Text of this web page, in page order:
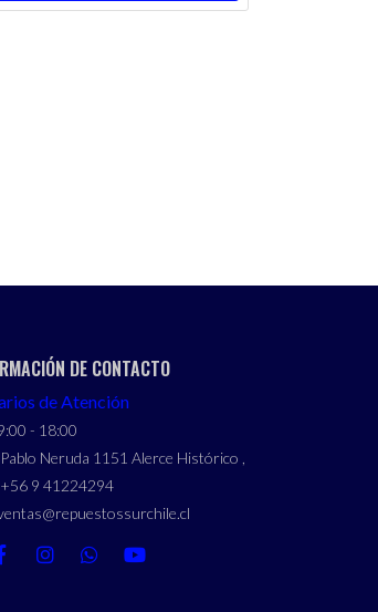
DE CONTACTO
de Atención
- 18:00
Pablo Neruda 1151 Alerce Histórico ,
+56 9 41224294